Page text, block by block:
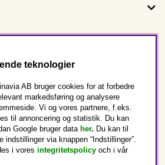
teknologier
AB bruger cookies for at forbedre
markedsføring og analysere
Vi og vores partnere, f.eks.
til annoncering og statistik. Du kan
Google bruger data her. Du kan til
via knappen “Indstillinger”.
i vores integritetspolicy och i vår